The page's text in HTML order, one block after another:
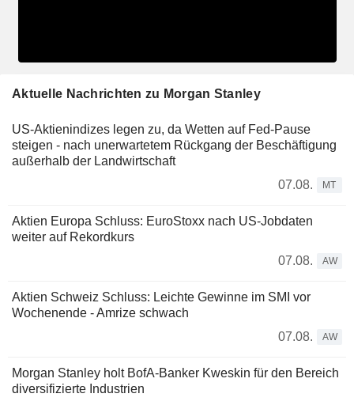
Aktuelle Nachrichten zu Morgan Stanley
US-Aktienindizes legen zu, da Wetten auf Fed-Pause
steigen - nach unerwartetem Rückgang der Beschäftigung
außerhalb der Landwirtschaft
07.08.
MT
Aktien Europa Schluss: EuroStoxx nach US-Jobdaten
weiter auf Rekordkurs
07.08.
AW
Aktien Schweiz Schluss: Leichte Gewinne im SMI vor
Wochenende - Amrize schwach
07.08.
AW
Morgan Stanley holt BofA-Banker Kweskin für den Bereich
diversifizierte Industrien